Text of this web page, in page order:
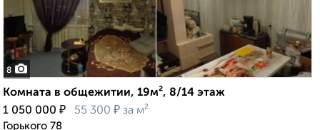
8
Комната в общежитии, 19м², 8/14 этаж
1 050 000 ₽ 55 300 ₽ за м²
Горького 78